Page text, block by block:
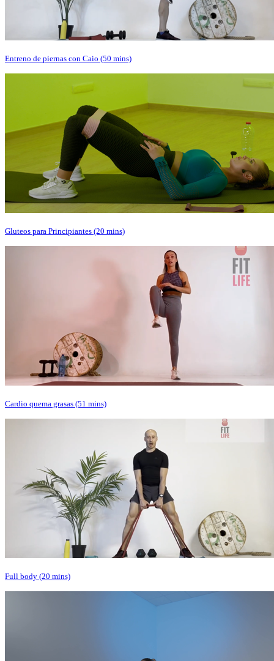
Entreno de piernas con Caio (50 mins)
Gluteos para Principiantes (20 mins)
Cardio quema grasas (51 mins)
Full body (20 mins)